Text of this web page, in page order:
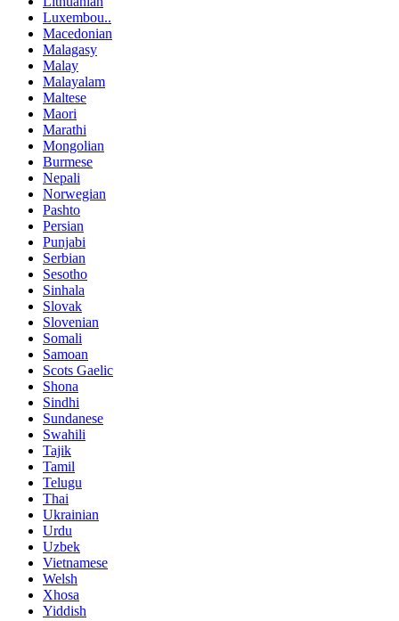
Luxembou..
Macedonian
Malagasy
Malay
Malayalam
Maltese
Maori
Marathi
Mongolian
Burmese
Nepali
Norwegian
Pashto
Persian
Punjabi
Serbian
Sesotho
Sinhala
Slovak
Slovenian
Somali
Samoan
Scots Gaelic
Shona
Sindhi
Sundanese
Swahili
Tajik
Tamil
Telugu
Thai
Ukrainian
Urdu
Uzbek
Vietnamese
Welsh
Xhosa
Yiddish